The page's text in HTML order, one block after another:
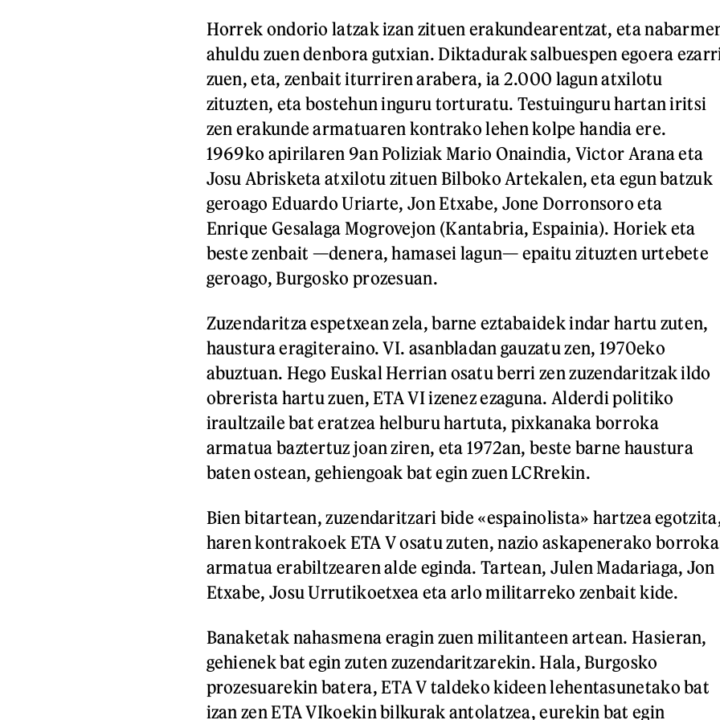
Horrek ondorio latzak izan zituen erakundearentzat, eta
ahuldu zuen denbora gutxian. Diktadurak salbuespen egoera
zuen, eta, zenbait iturriren arabera, ia 2.000 lagun atxilotu
zituzten, eta bostehun inguru torturatu. Testuinguru hartan iritsi
zen erakunde armatuaren kontrako lehen kolpe handia ere.
1969ko apirilaren 9an Poliziak Mario Onaindia, Victor Arana eta
Josu Abrisketa atxilotu zituen Bilboko Artekalen, eta egun batzuk
geroago Eduardo Uriarte, Jon Etxabe, Jone Dorronsoro eta
Enrique Gesalaga Mogrovejon (Kantabria, Espainia). Horiek eta
beste zenbait —denera, hamasei lagun— epaitu zituzten urtebete
geroago, Burgosko prozesuan.
Zuzendaritza espetxean zela, barne eztabaidek indar hartu zuten,
haustura eragiteraino. VI. asanbladan gauzatu zen, 1970eko
abuztuan. Hego Euskal Herrian osatu berri zen zuzendaritzak ildo
obrerista hartu zuen, ETA VI izenez ezaguna. Alderdi politiko
iraultzaile bat eratzea helburu hartuta, pixkanaka borroka
armatua baztertuz joan ziren, eta 1972an, beste barne haustura
baten ostean, gehiengoak bat egin zuen LCRrekin.
Bien bitartean, zuzendaritzari bide «espainolista» hartzea
haren kontrakoek ETA V osatu zuten, nazio askapenerako borroka
armatua erabiltzearen alde eginda. Tartean, Julen Madariaga, Jon
Etxabe, Josu Urrutikoetxea eta arlo militarreko zenbait kide.
Banaketak nahasmena eragin zuen militanteen artean. Hasieran,
gehienek bat egin zuten zuzendaritzarekin. Hala, Burgosko
prozesuarekin batera, ETA V taldeko kideen lehentasunetako bat
izan zen ETA VIkoekin bilkurak antolatzea, eurekin bat egin